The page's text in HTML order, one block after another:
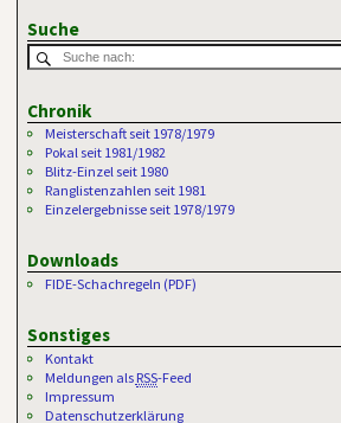
Suche
Chronik
Meisterschaft seit 1978/1979
Pokal seit 1981/1982
Blitz-Einzel seit 1980
Ranglistenzahlen seit 1981
Einzelergebnisse seit 1978/1979
Downloads
FIDE-Schachregeln (PDF)
Sonstiges
Kontakt
Meldungen als RSS-Feed
Impressum
Datenschutzerklärung